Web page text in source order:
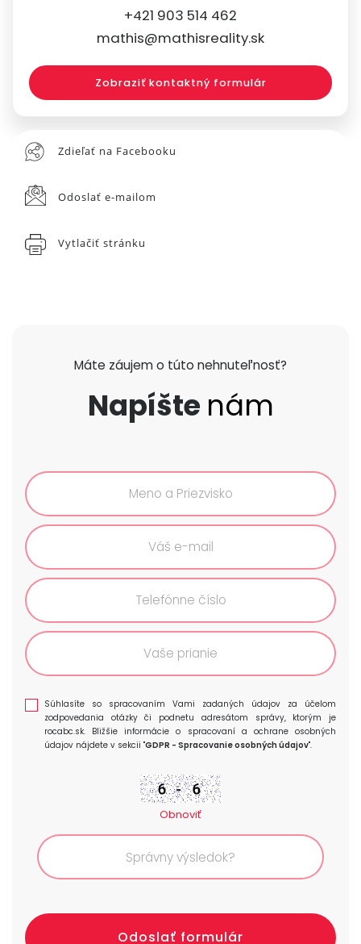
+421 903 514 462
mathis@mathisreality.sk
Zobraziť kontaktný formulár
Zdieľať na Facebooku
Odoslať e-mailom
Vytlačiť stránku
Máte záujem o túto nehnuteľnosť?
Napíšte nám
Súhlasíte so spracovaním Vami zadaných údajov za účelom
zodpovedania otázky či podnetu adresátom správy, ktorým je
rocabc.sk. Bližšie informácie o spracovaní a ochrane osobných
údajov nájdete v sekcii "GDPR - Spracovanie osobných údajov".
Obnoviť